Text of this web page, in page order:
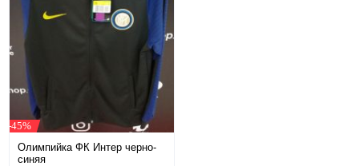
-45%
Олимпийка ФК Интер черно-
синяя